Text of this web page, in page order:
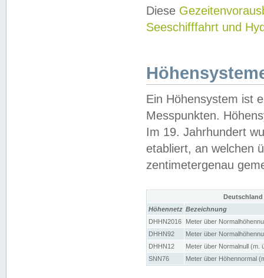
Diese
Seeschifffahrt und
Ein Höhensystem ist
Messpunkten.
Im 19. Jahrhundert
etabliert, an welchen
zentimetergenau
Höhennetz Bezeichnung
DHHN2016
Meter über
DHHN92
Meter über
DHHN12
Meter über Normalnull (m.
SNN76
Meter über Höhennormal